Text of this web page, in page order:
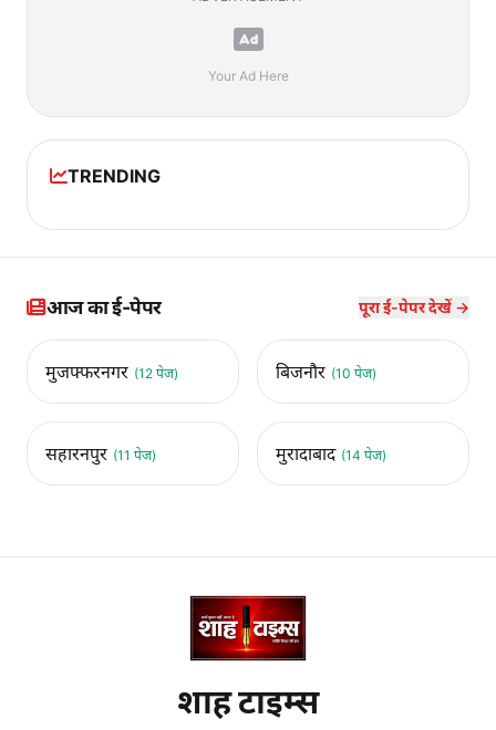
Your Ad Here
TRENDING
आज का ई-पेपर पूरा ई-पेपर देखें →
मुजफ्फरनगर (12 पेज) बिजनौर (10 पेज)
सहारनपुर (11 पेज) मुरादाबाद (14 पेज)
शाह टाइम्स